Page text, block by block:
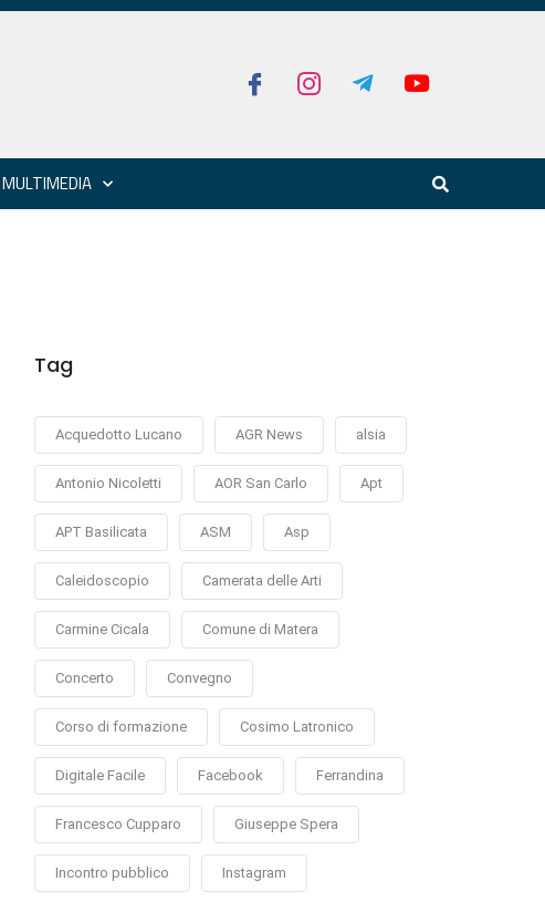
MULTIMEDIA
Tag
Acquedotto Lucano AGR News alsia
Antonio Nicoletti AOR San Carlo Apt
APT Basilicata ASM Asp
Caleidoscopio Camerata delle Arti
Carmine Cicala Comune di Matera
Concerto Convegno
Corso di formazione Cosimo Latronico
Digitale Facile Facebook Ferrandina
Francesco Cupparo Giuseppe Spera
Incontro pubblico Instagram